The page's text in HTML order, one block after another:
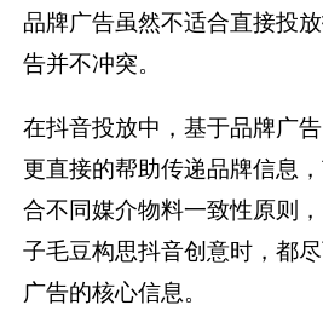
品牌广告虽然不适合直接投
告并不冲突。
在抖音投放中，基于品牌广
更直接的帮助传递品牌信息
合不同媒介物料一致性原则
子毛豆构思抖音创意时，都
广告的核心信息。